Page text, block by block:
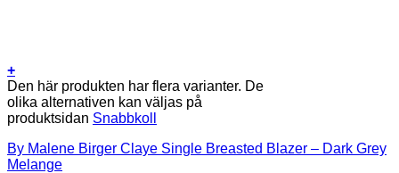
+
Den här produkten har flera varianter. De
olika alternativen kan väljas på
produktsidan Snabbkoll
By Malene Birger Claye Single Breasted Blazer – Dark Grey
Melange